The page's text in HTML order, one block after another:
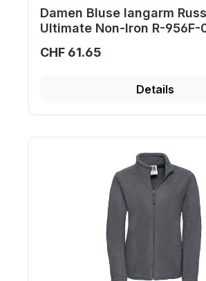
Damen Bluse langarm
Ultimate Non-Iron R-956F-
CHF 61.65
Details